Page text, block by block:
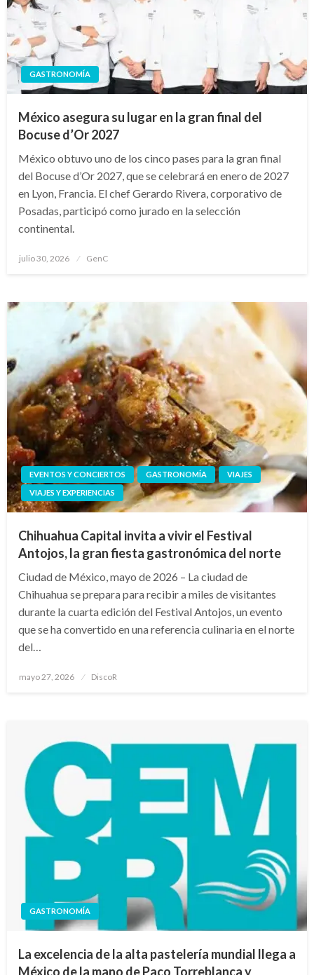
GASTRONOMÍA
México asegura su lugar en la gran final del
Bocuse d’Or 2027
México obtuvo uno de los cinco pases para la gran final
del Bocuse d’Or 2027, que se celebrará en enero de 2027
en Lyon, Francia. El chef Gerardo Rivera, corporativo de
Posadas, participó como jurado en la selección
continental.
Publicado
julio 30, 2026 GenC
EVENTOS Y CONCIERTOS GASTRONOMÍA
VIAJES
VIAJES Y EXPERIENCIAS
Chihuahua Capital invita a vivir el Festival
Antojos, la gran fiesta gastronómica del norte
Ciudad de México, mayo de 2026 – La ciudad de
Chihuahua se prepara para recibir a miles de visitantes
durante la cuarta edición del Festival Antojos, un evento
que se ha convertido en una referencia culinaria en el norte
del…
Publicado
mayo 27, 2026 DiscoR
GASTRONOMÍA
La excelencia de la alta pastelería mundial llega a
México de la mano de Paco Torreblanca y